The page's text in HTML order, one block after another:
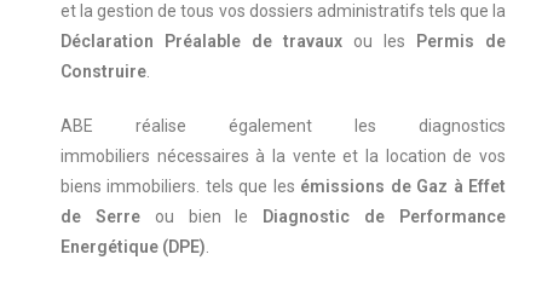
et la gestion de tous vos dossiers administratifs tels que la
Déclaration Préalable de travaux ou les
Permis de
Construire
ABE réalise également les diagnostics
immobiliers nécessaires à la vente et la location de vos
biens immobiliers. tels que les émissions de Gaz à Effet
de Serreou bien le
Diagnostic de Performance
Energétique (DPE)